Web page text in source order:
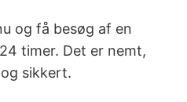
og få besøg af en
timer. Det er nemt,
sikkert.